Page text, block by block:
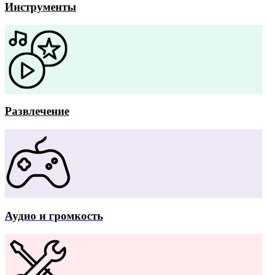
Инструменты
Развлечение
Аудио и громкость